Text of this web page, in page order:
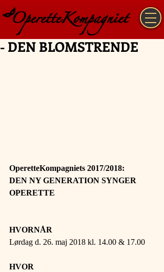
- DEN BLOMSTRENDE
OperetteKompagniets 2017/2018:
DEN NY GENERATION SYNGER
OPERETTE
HVORNÅR
Lørdag d. 26. maj 2018 kl. 14.00 & 17.00
HVOR